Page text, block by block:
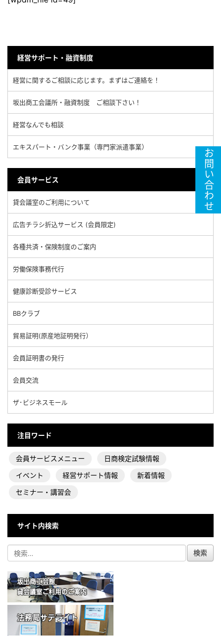
経営サポート・融資制度
経営に関するご相談に応じます。まずはご連絡を！
坂出商工会議所・融資制度 ご相談下さい！
経営なんでも相談
エキスパート・バンク事業（専門家派遣事業）
会員サービス
貸会議室のご利用について
広告チラシ折込サービス (会員限定)
各種共済・保険制度のご案内
労働保険事務代行
健康診断受診サービス
BBクラブ
貿易証明(原産地証明発行）
会員証明書の発行
会員交流
ザ･ビジネスモール
注目ワード
会員サービスメニュー
日商検定試験情報
イベント
経営サポート情報
新着情報
セミナー・講習会
サイト内検索
お問い合わせ